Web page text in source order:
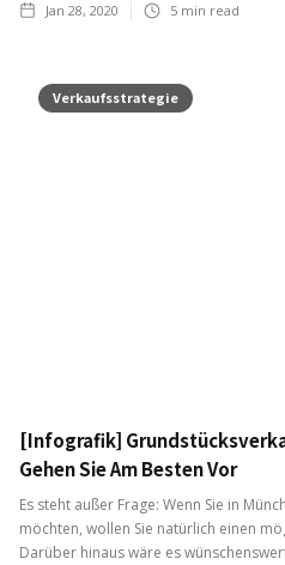
Jan 28, 2020 5 min read
Verkaufsstrategie
[Infografik]
Gehen Sie Am Besten Vor
Es steht außer Frage: Wenn Sie in
möchten, wollen Sie natürlich einen
Darüber hinaus wäre es